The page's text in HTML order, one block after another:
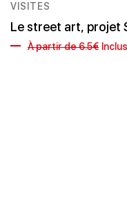
VISITES
Le street art, projet
À partir de 6.5€ Inclus